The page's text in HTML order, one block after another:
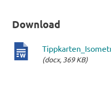
Download
(docx, 369 KB)